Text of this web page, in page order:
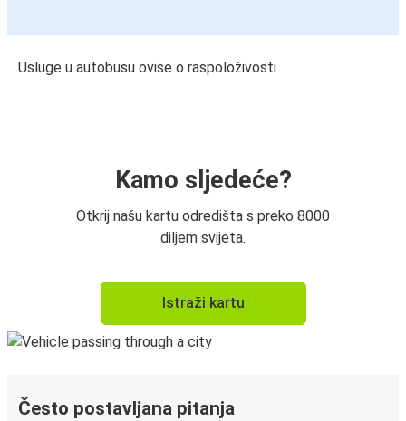
Usluge u autobusu ovise o raspoloživosti
Kamo sljedeće?
Otkrij našu kartu odredišta s preko 8000
diljem svijeta.
Istraži kartu
Često postavljana pitanja